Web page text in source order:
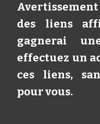
des liens
gagnerai
effectuez un
ces liens,
pour vous.